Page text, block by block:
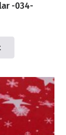
-034-